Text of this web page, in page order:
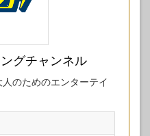
グチャンネル
のためのエンターテイ